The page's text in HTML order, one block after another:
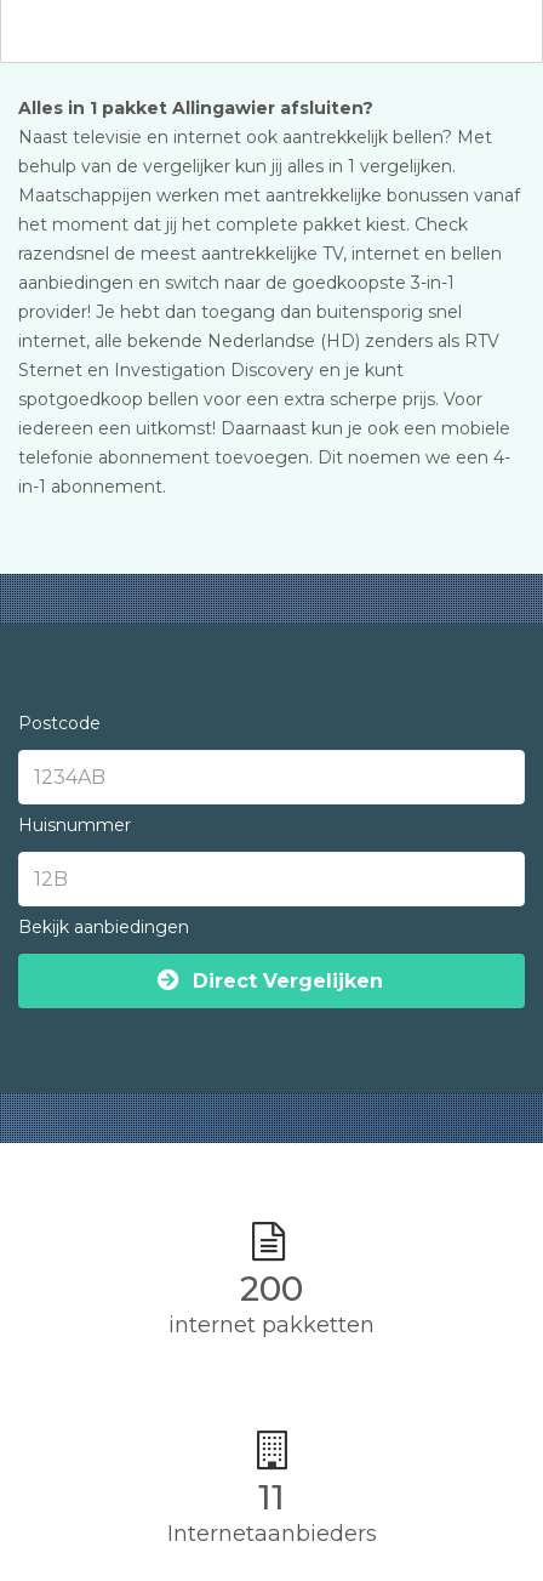
Alles in 1 pakket Allingawier afsluiten?
Naast televisie en internet ook aantrekkelijk bellen? Met
behulp van de vergelijker kun jij alles in 1 vergelijken.
Maatschappijen werken met aantrekkelijke bonussen vanaf
het moment dat jij het complete pakket kiest. Check
razendsnel de meest aantrekkelijke TV, internet en bellen
aanbiedingen en switch naar de goedkoopste 3-in-1
provider! Je hebt dan toegang dan buitensporig snel
internet, alle bekende Nederlandse (HD) zenders als RTV
Sternet en Investigation Discovery en je kunt
spotgoedkoop bellen voor een extra scherpe prijs. Voor
iedereen een uitkomst! Daarnaast kun je ook een mobiele
telefonie abonnement toevoegen. Dit noemen we een 4-
in-1 abonnement.
Postcode
Huisnummer
Bekijk aanbiedingen
Direct Vergelijken
200
internet pakketten
11
Internetaanbieders